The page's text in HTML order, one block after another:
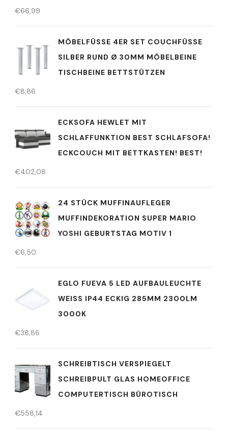
€66,99
MÖBELFÜSSE 4ER SET COUCHFÜSSE
SILBER RUND Ø 30MM MÖBELBEINE
TISCHBEINE BETTSTÜTZEN
€8,86
ECKSOFA HEWLET MIT
SCHLAFFUNKTION BEST SCHLAFSOFA!
ECKCOUCH MIT BETTKASTEN! BEST!
€402,08
24 STÜCK MUFFINAUFLEGER
MUFFINDEKORATION SUPER MARIO
YOSHI GEBURTSTAG MOTIV 1
€6,50
EGLO FUEVA 5 LED AUFBAULEUCHTE
WEISS IP44 ECKIG 285MM 2300LM
3000K
€38,86
SCHREIBTISCH VERSPIEGELT
SCHREIBPULT GLAS HOMEOFFICE
COMPUTERTISCH BÜROTISCH
€558,14